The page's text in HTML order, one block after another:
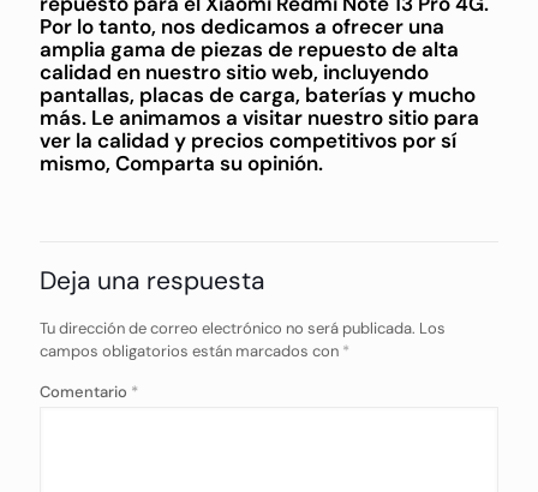
Por lo tanto, nos dedicamos a ofrecer una
amplia gama de piezas de repuesto de alta
calidad en nuestro sitio web, incluyendo
pantallas, placas de carga, baterías y mucho
más. Le animamos a visitar nuestro sitio para
ver la calidad y precios competitivos por sí
mismo, Comparta su opinión.
Deja una respuesta
Tu dirección de correo electrónico no será publicada. Los
campos obligatorios están marcados con *
Comentario *